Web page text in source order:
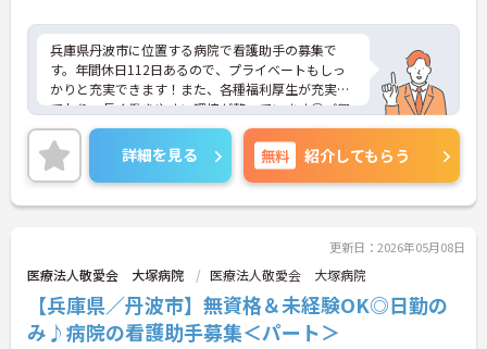
兵庫県丹波市に位置する病院で看護助手の募集で
す。年間休日112日あるので、プライベートもしっ
かりと充実できます！また、各種福利厚生が充実し
ており、長く働きやすい環境が整っています◎ご興
味のある方はご面接のポイントお伝えしますのでご
気軽にお問い合わせください。
詳細を見る 無料 紹介してもらう
更新日：2026年05月08日
医療法人敬愛会 大塚病院 医療法人敬愛会 大塚病院
【兵庫県／丹波市】無資格＆未経験OK◎日勤の
み♪病院の看護助手募集＜パート＞